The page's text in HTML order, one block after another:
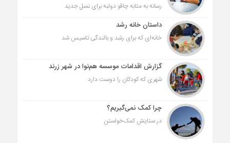
رسانه به مثابه چاقو دولبه برای نسل جدید
داستان خانه رشد
خانه‌ای که برای رشد و بالندگی تاسیس شد
گزارش اقدامات موسسه هم‌نوا در شهر زرند
شهری که کودکان را دوست دارد
چرا کمک نمی‌گیریم؟
در ستایش کمک‌خواستن